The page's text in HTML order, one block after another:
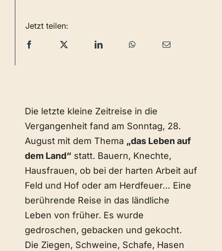
Jetzt teilen:
Die letzte kleine Zeitreise in die
Vergangenheit fand am Sonntag, 28.
August mit dem Thema „das Leben auf
dem Land“ statt. Bauern, Knechte,
Hausfrauen, ob bei der harten Arbeit auf
Feld und Hof oder am Herdfeuer… Eine
berührende Reise in das ländliche
Leben von früher. Es wurde
gedroschen, gebacken und gekocht.
Die Ziegen, Schweine, Schafe, Hasen